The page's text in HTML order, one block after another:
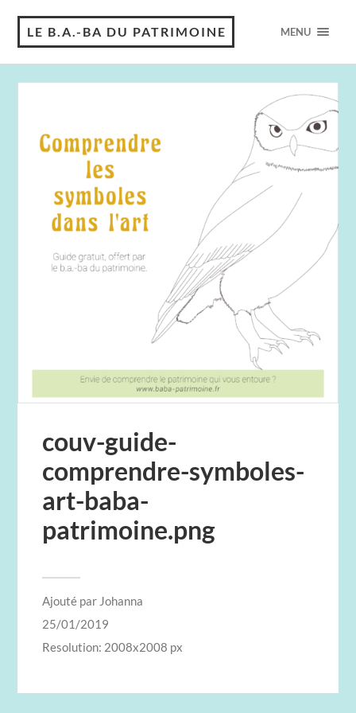
LE B.A.-BA DU PATRIMOINE MENU
couv-guide-
comprendre-symboles-
art-baba-
patrimoine.png
Ajouté par Johanna
25/01/2019
Resolution: 2008x2008 px